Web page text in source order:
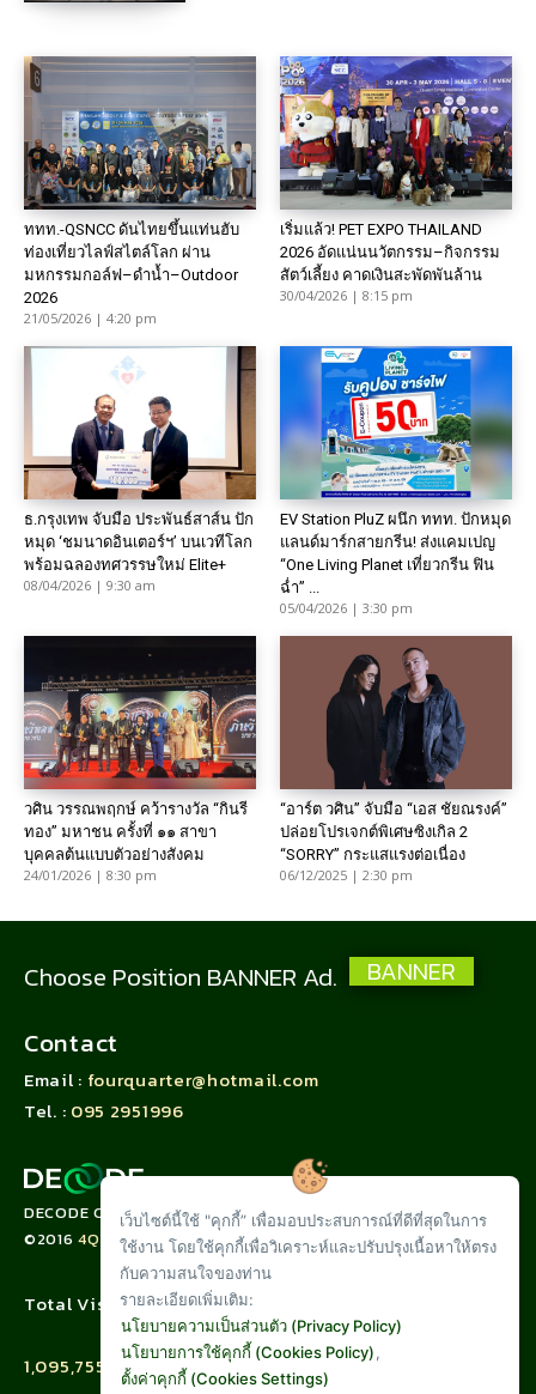
ททท.-QSNCC ดันไทยขึ้นแท่นฮับ
ท่องเที่ยวไลฟ์สไตล์โลก ผ่าน
มหกรรมกอล์ฟ–ดำน้ำ–Outdoor
2026
21/05/2026 | 4:20 pm
เริ่มแล้ว! PET EXPO THAILAND
2026 อัดแน่นนวัตกรรม–กิจกรรม
สัตว์เลี้ยง คาดเงินสะพัดพันล้าน
30/04/2026 | 8:15 pm
ธ.กรุงเทพ จับมือ ประพันธ์สาส์น ปัก
หมุด ‘ชมนาดอินเตอร์ฯ’ บนเวทีโลก
พร้อมฉลองทศวรรษใหม่ Elite+
08/04/2026 | 9:30 am
EV Station PluZ ผนึก ททท. ปักหมุด
แลนด์มาร์กสายกรีน! ส่งแคมเปญ
“One Living Planet เที่ยวกรีน ฟิน
ฉ่ำ” ...
05/04/2026 | 3:30 pm
วศิน วรรณพฤกษ์ คว้ารางวัล “กินรี
ทอง” มหาชน ครั้งที่ ๑๑ สาขา
บุคคลต้นแบบตัวอย่างสังคม
24/01/2026 | 8:30 pm
“อาร์ต วศิน” จับมือ “เอส ชัยณรงค์”
ปล่อยโปรเจกต์พิเศษซิงเกิล 2
“SORRY” กระแสแรงต่อเนื่อง
06/12/2025 | 2:30 pm
Choose Position BANNER Ad. BANNER
Contact
Email : fourquarter@hotmail.com
Tel. : 095 2951996
DECODE CORPORATION LIMITED
©20164QUARTER.CO
Total Visit :
1,095,755
เว็บไซต์นี้ใช้ "คุกกี้” เพื่อมอบประสบการณ์ที่ดีที่สุดในการ
ใช้งาน โดยใช้คุกกี้เพื่อวิเคราะห์และปรับปรุงเนื้อหาให้ตรง
กับความสนใจของท่าน
รายละเอียดเพิ่มเติม:
นโยบายความเป็นส่วนตัว (Privacy Policy)
นโยบายการใช้คุกกี้ (Cookies Policy),
ตั้งค่าคุกกี้ (Cookies Settings)